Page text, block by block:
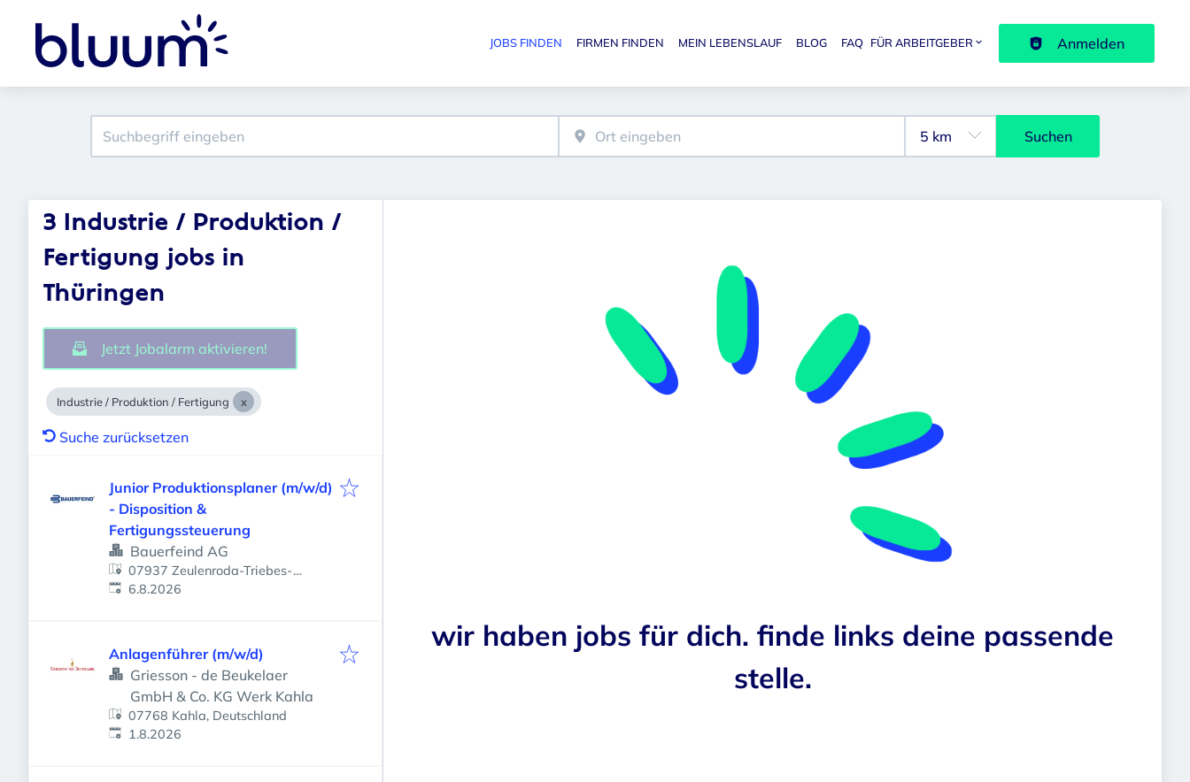
Haupt-Navigation
JOBS FINDEN FIRMEN FINDEN MEIN LEBENSLAUF BLOG FAQ FÜR ARBEITGEBER Anmelden
Suchen
3 Industrie / Produktion /
Fertigung jobs in
Thüringen
Jetzt Jobalarm aktivieren!
Industrie / Produktion / Fertigung
Suche zurücksetzen
Junior Produktionsplaner (m/w/d)
- Disposition &
Fertigungssteuerung
Bauerfeind AG
07937 Zeulenroda-Triebes-
Zeulenroda, Deutschland
Veröffentlicht
6.8.2026
Anlagenführer (m/w/d)
Griesson - de Beukelaer
GmbH & Co. KG Werk Kahla
07768 Kahla, Deutschland
Veröffentlicht
1.8.2026
wir haben jobs für dich. finde links deine passende
stelle.